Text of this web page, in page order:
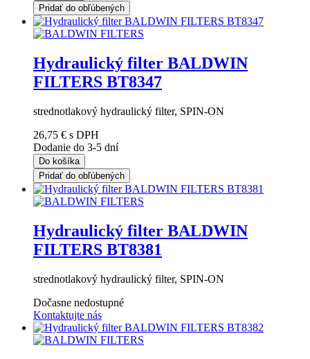
Pridať do obľúbených
Hydraulický filter BALDWIN
FILTERS BT8347
strednotlakový hydraulický filter, SPIN-ON
26,75 € s DPH
Dodanie do 3-5 dní
Do košíka
Pridať do obľúbených
Hydraulický filter BALDWIN
FILTERS BT8381
strednotlakový hydraulický filter, SPIN-ON
Dočasne nedostupné
Kontaktujte nás